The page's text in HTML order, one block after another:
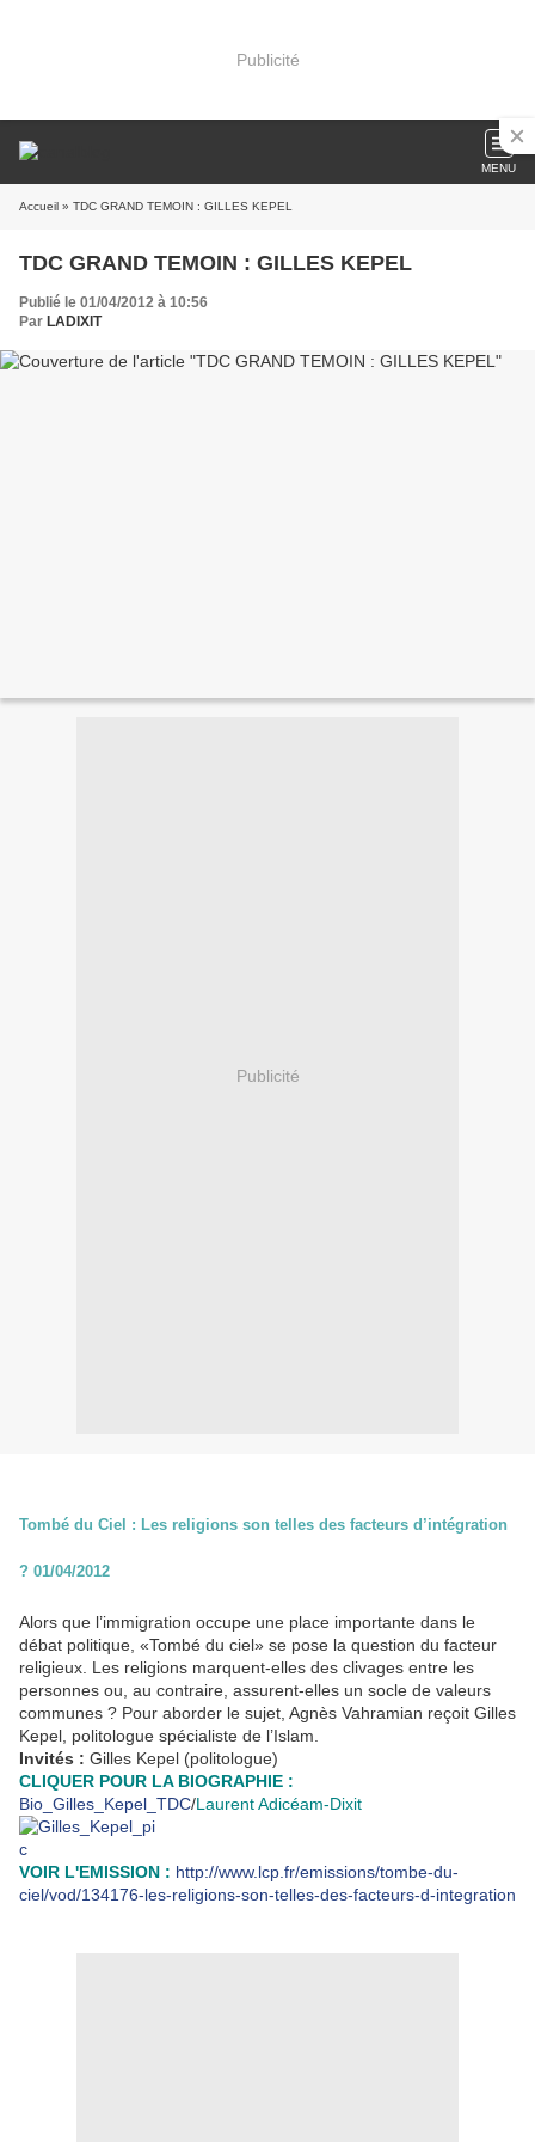
Publicité
MENU
Accueil » TDC GRAND TEMOIN : GILLES KEPEL
TDC GRAND TEMOIN : GILLES KEPEL
Publié le 01/04/2012 à 10:56
Par LADIXIT
Publicité
Tombé du Ciel : Les religions son telles des facteurs d’intégration
? 01/04/2012
Alors que l’immigration occupe une place importante dans le
débat politique, «Tombé du ciel» se pose la question du facteur
religieux. Les religions marquent-elles des clivages entre les
personnes ou, au contraire, assurent-elles un socle de valeurs
communes ? Pour aborder le sujet, Agnès Vahramian reçoit Gilles
Kepel, politologue spécialiste de l’Islam.
Invités : Gilles Kepel (politologue)
CLIQUER POUR LA BIOGRAPHIE :
Bio_Gilles_Kepel_TDC/Laurent Adicéam-Dixit
VOIR L'EMISSION : http://www.lcp.fr/emissions/tombe-du-
ciel/vod/134176-les-religions-son-telles-des-facteurs-d-integration